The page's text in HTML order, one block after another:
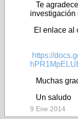
Te
investigación
El enlace al
https://
Muchas
Un saludo
9 Ene 2014